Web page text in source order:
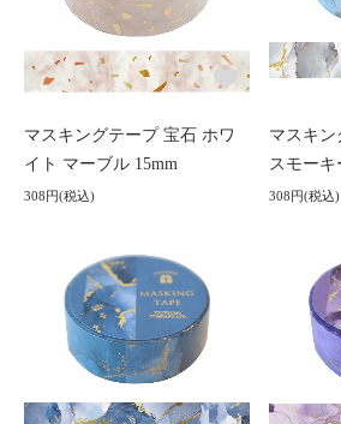
マスキングテープ 宝石 ホワ
イト マーブル 15mm
308円(税込)
マスキ
スモーキ
308円(税込)